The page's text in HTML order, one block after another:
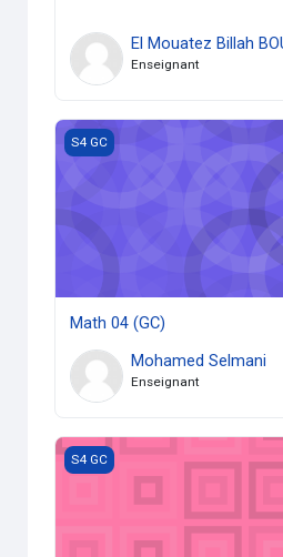
El Mouatez Billah
Enseignant
Math 04 (GC)
S4 GC
Math 04 (GC)
Mohamed Selmani
Enseignant
Technique d'expression (G.Civil)
S4 GC